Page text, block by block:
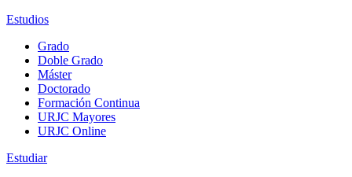
Estudios
Grado
Doble Grado
Máster
Doctorado
Formación Continua
URJC Mayores
URJC Online
Estudiar